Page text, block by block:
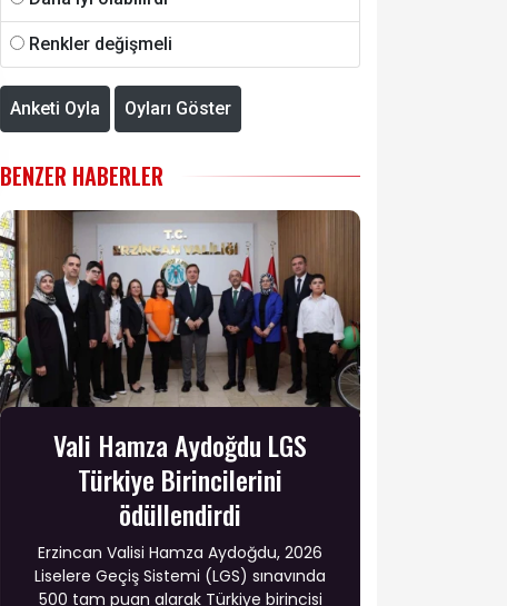
Renkler değişmeli
Anketi Oyla Oyları Göster
BENZER HABERLER
Vali Hamza Aydoğdu LGS
Türkiye Birincilerini
ödüllendirdi
Erzincan Valisi Hamza Aydoğdu, 2026
Liselere Geçiş Sistemi (LGS) sınavında
500 tam puan alarak Türkiye birincisi